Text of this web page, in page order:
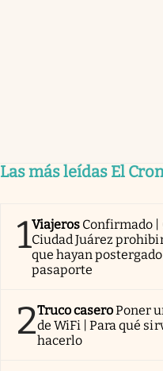
Las más leídas El
1Viajeros Confirmado |
Ciudad Juárez
que hayan
pasaporte
2Truco caseroPoner
de WiFi | Para qué
hacerlo